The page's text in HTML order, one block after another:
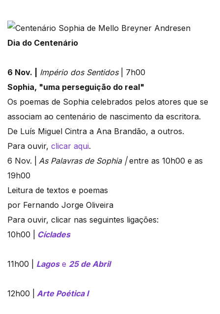
Dia do Centenário
6 Nov. | Império dos Sentidos| 7h00
Sophia, "uma perseguição do real"
Os poemas de Sophia celebrados pelos atores que se
associam ao centenário de nascimento da escritora.
De Luís Miguel Cintra a Ana Brandão, a outros.
Para ouvir, clicar aqui.
6 Nov. |
As Palavras de Sophia |entre as 10h00 e as
19h00
Leitura de textos e poemas
por Fernando Jorge Oliveira
Para ouvir, clicar nas seguintes ligações:
10h00 |
Cíclades
11h00 | Lagose 25 de Abril
12h00 | Arte Poética I